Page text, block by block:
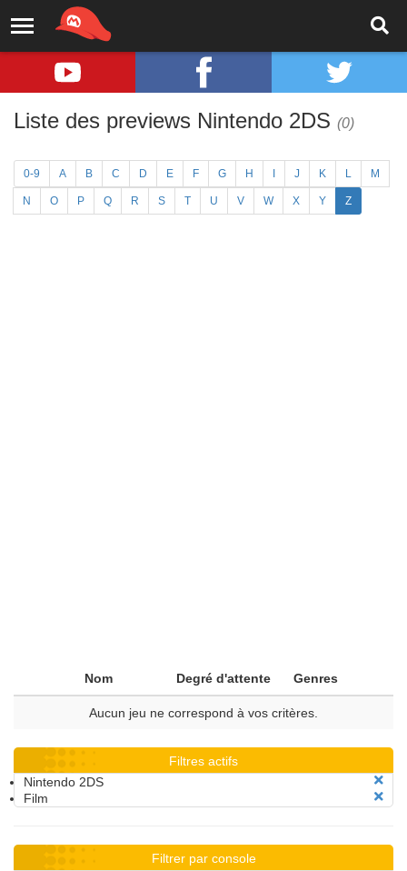
Liste des previews Nintendo 2DS (0)
0-9 A B C D E F G H J K L M
N O P Q R S T U V W X Y Z
Nom Degré d'attente Genres
Aucun jeu ne correspond à vos critères.
Filtres actifs
Nintendo 2DS
Film
Filtrer par console